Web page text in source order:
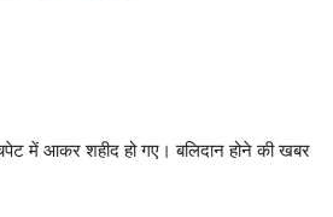
में आकर शहीद हो गए। बलिदान होने की खबर